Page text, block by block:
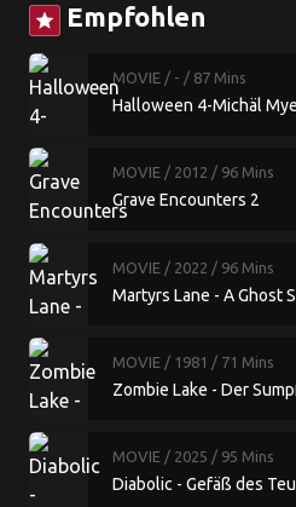
star Empfohlen
MOVIE / - / 87 Mins
Halloween 4-Michäl
MOVIE / 2012 / 96 Mins
Grave Encounters 2
MOVIE / 2022 / 96 Mins
Martyrs Lane - A Ghost
MOVIE / 1981 / 71 Mins
Zombie Lake - Der
MOVIE / 2025 / 95 Mins
Diabolic - Gefäß des